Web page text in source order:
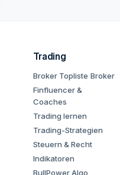
Trading
Broker Topliste Broker
Finfluencer &
Coaches
Trading lernen
Trading-Strategien
Steuern & Recht
Indikatoren
BullPower Algo